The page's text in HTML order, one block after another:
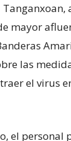
mayor
las
el virus
el personal